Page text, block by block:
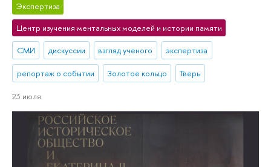
Экспертиза
Центр изучения ментальных моделей и истории памяти
СМИ дискуссии взгляд ученого экспертиза
репортаж о событии Золотое кольцо Тверь
23 июля